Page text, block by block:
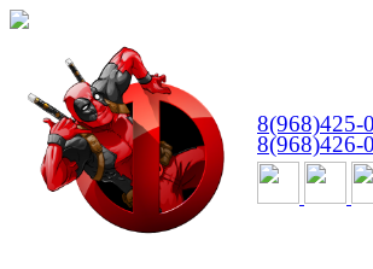
8(968)425-
8(968)426-